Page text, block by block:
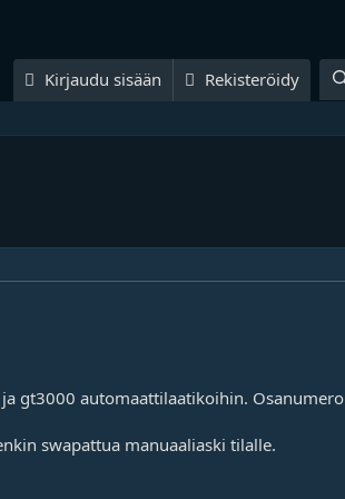
Kirjaudu sisään Rekisteröidy
gt3000 automaattilaatikoihin. Osanumero
swapattua manuaaliaski tilalle.